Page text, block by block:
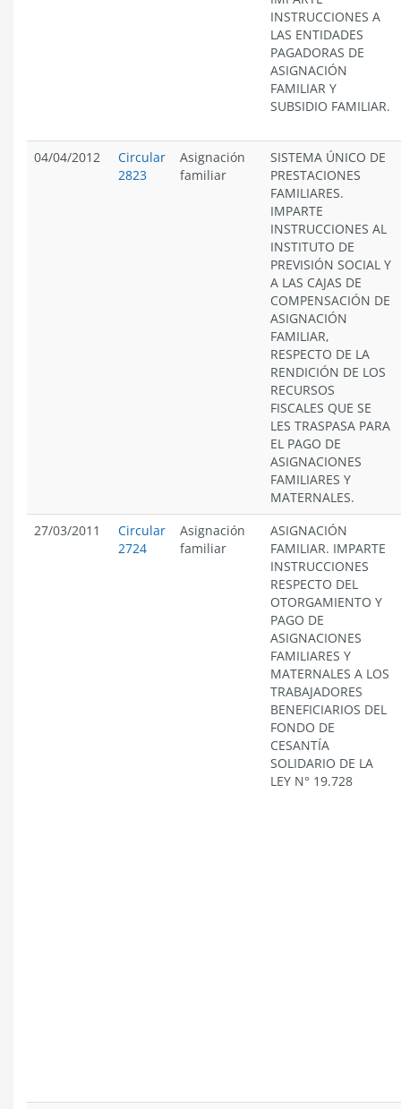
INSTRUCCIONES A
LAS ENTIDADES
PAGADORAS DE
ASIGNACIÓN
FAMILIAR Y
SUBSIDIO FAMILIAR.
04/04/2012
Circular
2823
Asignación
familiar
SISTEMA ÚNICO DE
PRESTACIONES
FAMILIARES.
IMPARTE
INSTRUCCIONES AL
INSTITUTO DE
PREVISIÓN SOCIAL Y
A LAS CAJAS DE
COMPENSACIÓN DE
ASIGNACIÓN
FAMILIAR,
RESPECTO DE LA
RENDICIÓN DE LOS
RECURSOS
FISCALES QUE SE
LES TRASPASA PARA
EL PAGO DE
ASIGNACIONES
FAMILIARES Y
MATERNALES.
27/03/2011
Circular
2724
Asignación
familiar
ASIGNACIÓN
FAMILIAR. IMPARTE
INSTRUCCIONES
RESPECTO DEL
OTORGAMIENTO Y
PAGO DE
ASIGNACIONES
FAMILIARES Y
MATERNALES A LOS
TRABAJADORES
BENEFICIARIOS DEL
FONDO DE
CESANTÍA
SOLIDARIO DE LA
LEY N° 19.728